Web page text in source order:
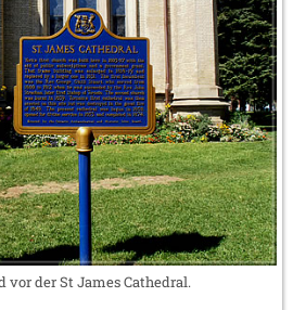
vor der St James Cathedral.